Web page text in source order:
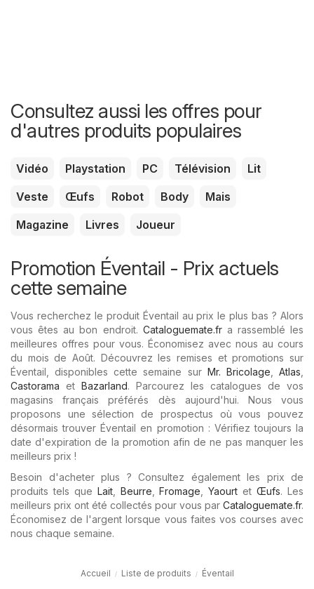
Consultez aussi les offres pour
d'autres produits populaires
Vidéo Playstation PC Télévision
Lit
Veste
Œufs Robot Body
Mais
Magazine
Livres Joueur
Promotion Éventail - Prix ​​actuels
cette semaine
Vous recherchez le produit Éventail au prix le plus bas ? Alors
vous êtes au bon endroit. Cataloguemate.fra rassemblé les
meilleures offres pour vous. Économisez avec nous au cours
du mois de Août. Découvrez les remises et promotions sur
Éventail, disponibles cette semaine sur Mr. Bricolage ,Atlas
Castorama et Bazarland. Parcourez les catalogues de vos
magasins français préférés dès aujourd'hui. Nous vous
proposons une sélection de prospectus où vous pouvez
désormais trouver Éventail en promotion : Vérifiez toujours la
date d'expiration de la promotion afin de ne pas manquer les
meilleurs prix !
Besoin d'acheter plus ? Consultez également les prix de
produits tels que Lait, Beurre ,Fromage ,Yaourt etŒufs. Les
meilleurs prix ont été collectés pour vous par Cataloguemate.fr.
Économisez de l'argent lorsque vous faites vos courses avec
nous chaque semaine.
Accueil Liste de produits Éventail